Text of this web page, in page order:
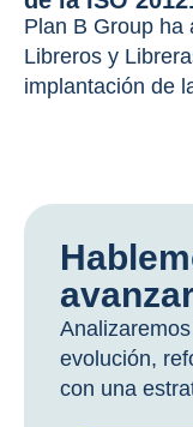
Plan B Group ha
Libreros y
implantación de
evolución,
con una